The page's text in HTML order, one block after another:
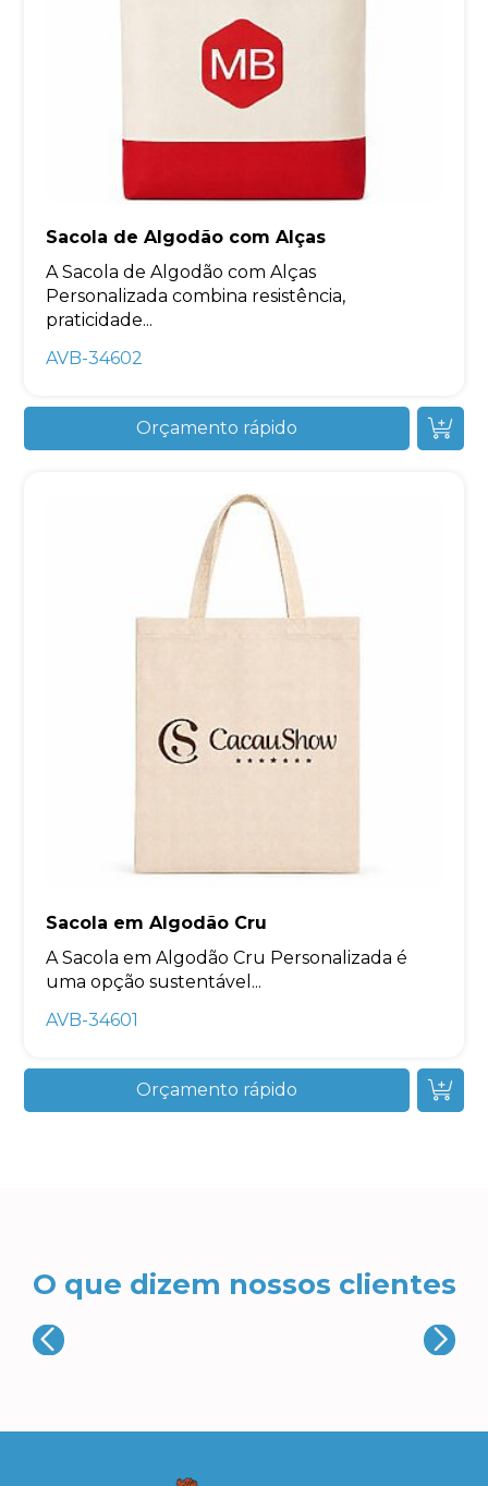
Sacola de Algodão com Alças
A Sacola de Algodão com Alças
Personalizada combina resistência,
praticidade...
AVB-34602
Orçamento rápido
Sacola em Algodão Cru
A Sacola em Algodão Cru Personalizada é
uma opção sustentável...
AVB-34601
Orçamento rápido
O que dizem nossos clientes